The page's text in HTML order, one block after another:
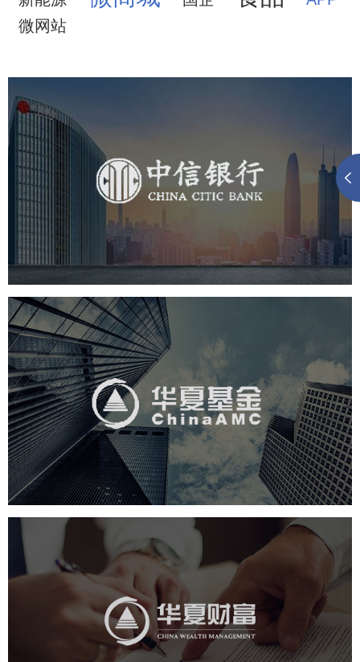
微网站
金融保险 银行
华夏基金
金融保险 基金 社区网站 网页设计
业务系统
互动营销
华夏财富